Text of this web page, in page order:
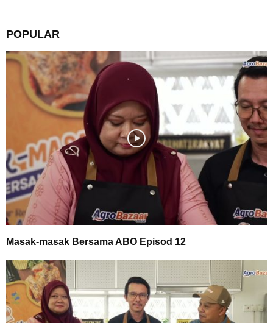
POPULAR
Masak-masak Bersama ABO Episod 12